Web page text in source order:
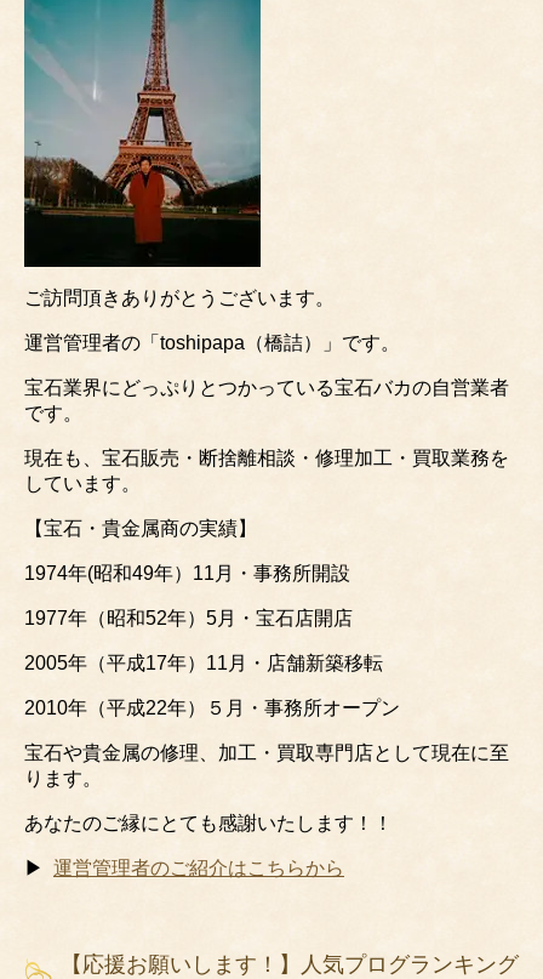
ご訪問頂きありがとうございます。
運営管理者の「toshipapa（橋詰）」です。
宝石業界にどっぷりとつかっている宝石バカの自営業者
です。
現在も、宝石販売・断捨離相談・修理加工・買取業務を
しています。
【宝石・貴金属商の実績】
1974年(昭和49年）11月・事務所開設
1977年（昭和52年）5月・宝石店開店
2005年（平成17年）11月・店舗新築移転
2010年（平成22年）５月・事務所オープン
宝石や貴金属の修理、加工・買取専門店として現在に至
ります。
あなたのご縁にとても感謝いたします！！
▶ 運営管理者のご紹介はこちらから
【応援お願いします！】人気プログランキング